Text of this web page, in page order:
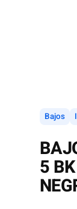
Bajos
5